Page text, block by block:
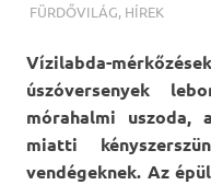
TERMALFURDOK.COM
FÜRDŐVILÁG, HÍREK
Vízilabda-
úszóversenyek
mórahalmi uszoda,
miatti
vendégeknek. Az